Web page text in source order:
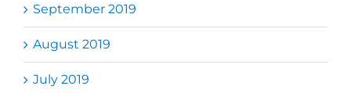
September 2019
August 2019
July 2019